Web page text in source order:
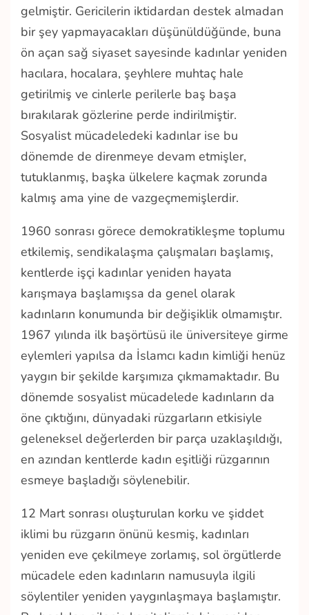
gelmiştir. Gericilerin iktidardan destek almadan
bir şey yapmayacakları düşünüldüğünde, buna
ön açan sağ siyaset sayesinde kadınlar yeniden
hacılara, hocalara, şeyhlere muhtaç hale
getirilmiş ve cinlerle perilerle baş başa
bırakılarak gözlerine perde indirilmiştir.
Sosyalist mücadeledeki kadınlar ise bu
dönemde de direnmeye devam etmişler,
tutuklanmış, başka ülkelere kaçmak zorunda
kalmış ama yine de vazgeçmemişlerdir.
1960 sonrası görece demokratikleşme toplumu
etkilemiş, sendikalaşma çalışmaları başlamış,
kentlerde işçi kadınlar yeniden hayata
karışmaya başlamışsa da genel olarak
kadınların konumunda bir değişiklik olmamıştır.
1967 yılında ilk başörtüsü ile üniversiteye girme
eylemleri yapılsa da İslamcı kadın kimliği henüz
yaygın bir şekilde karşımıza çıkmamaktadır. Bu
dönemde sosyalist mücadelede kadınların da
öne çıktığını, dünyadaki rüzgarların etkisiyle
geleneksel değerlerden bir parça uzaklaşıldığı,
en azından kentlerde kadın eşitliği rüzgarının
esmeye başladığı söylenebilir.
12 Mart sonrası oluşturulan korku ve şiddet
iklimi bu rüzgarın önünü kesmiş, kadınları
yeniden eve çekilmeye zorlamış, sol örgütlerde
mücadele eden kadınların namusuyla ilgili
söylentiler yeniden yaygınlaşmaya başlamıştır.